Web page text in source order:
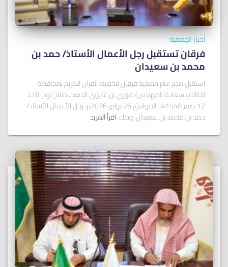
أخبار الجمعية
فرقان تستقبل رجل الأعمال الأستاذ/ ﺣﻤﺪ ﺑﻦ
ﻣﺤﻤﺪ ﺑﻦ ﺳﻌﻴﺪان
استقبل مدير عام جمعية فرقان لتحفيظ القرآن الكريم بمحافظة
الطائف سعادة المهندس/ فوزي بن عليوي الجعيد، صباح يوم الأحد
12 صفر 1448هـ الموافق 26 يوليو 2026م، رجل الأعمال الأستاذ/
حمد بن محمد بن سعيدان، وذلك اقرأ المزيد